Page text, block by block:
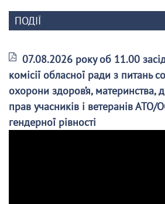
ПОДІЇ
07.08.2026 року об 11.00
комісії обласної ради з питань
охорони здоров’я, материнства,
прав учасників і ветеранів АТО/
гендерної рівності